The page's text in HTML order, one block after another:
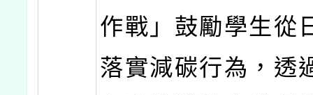
作戰」鼓勵學生從
落實減碳行為，透